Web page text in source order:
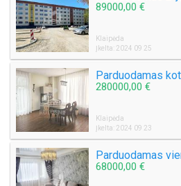
89000,00 €
Klaipėda
Įkelta: 2024 09 25
280000,00 €
Klaipėda
Įkelta: 2024 09 23
68000,00 €